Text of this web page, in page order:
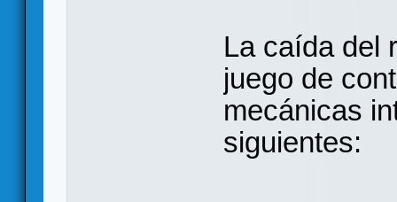
La caída del
juego de
mecánicas
siguientes: